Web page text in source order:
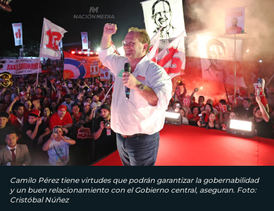
Camilo Pérez tiene virtudes que podrán garantizar la gobernabilidad
y un buen relacionamiento con el Gobierno central, aseguran. Foto:
Cristóbal Núñez